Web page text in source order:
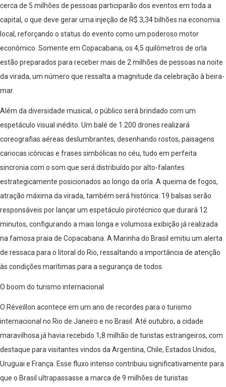
cerca de 5 milhões de pessoas participarão dos eventos em toda a
capital, o que deve gerar uma injeção de R$ 3,34 bilhões na economia
local, reforçando o status do evento como um poderoso motor
econômico. Somente em Copacabana, os 4,5 quilômetros de orla
estão preparados para receber mais de 2 milhões de pessoas na noite
da virada, um número que ressalta a magnitude da celebração à beira-
mar.
Além da diversidade musical, o público será brindado com um
espetáculo visual inédito. Um balé de 1.200 drones realizará
coreografias aéreas deslumbrantes, desenhando rostos, paisagens
cariocas icônicas e frases simbólicas no céu, tudo em perfeita
sincronia com o som que será distribuído por alto-falantes
estrategicamente posicionados ao longo da orla. A queima de fogos,
atração máxima da virada, também será histórica: 19 balsas serão
responsáveis por lançar um espetáculo pirotécnico que durará 12
minutos, configurando a mais longa e volumosa exibição já realizada
na famosa praia de Copacabana. A Marinha do Brasil emitiu um alerta
de ressaca para o litoral do Rio, ressaltando a importância de atenção
às condições marítimas para a segurança de todos.
O boom do turismo internacional
O Réveillon acontece em um ano de recordes para o turismo
internacional no Rio de Janeiro e no Brasil. Até outubro, a cidade
maravilhosa já havia recebido 1,8 milhão de turistas estrangeiros, com
destaque para visitantes vindos da Argentina, Chile, Estados Unidos,
Uruguai e França. Esse fluxo intenso contribuiu significativamente para
que o Brasil ultrapassasse a marca de 9 milhões de turistas